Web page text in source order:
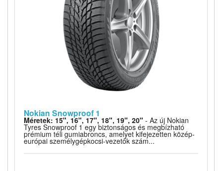
Nokian Snowproof 1
Méretek: 15", 16", 17", 18", 19", 20" - Az új Nokian
Tyres Snowproof 1 egy biztonságos és megbízható
prémium téli gumiabroncs, amelyet kifejezetten közép-
európai személygépkocsi-vezetők szám...